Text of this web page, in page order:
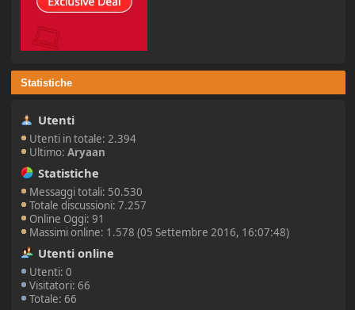
Statistiche
Utenti
Utenti in totale: 2.394
Ultimo:Aryaan
Statistiche
Messaggi totali: 50.530
Totale discussioni: 7.257
Online Oggi: 91
Massimi online: 1.578 (05 Settembre 2016, 16:07:48)
Utenti online
Utenti: 0
Visitatori: 66
Totale: 66